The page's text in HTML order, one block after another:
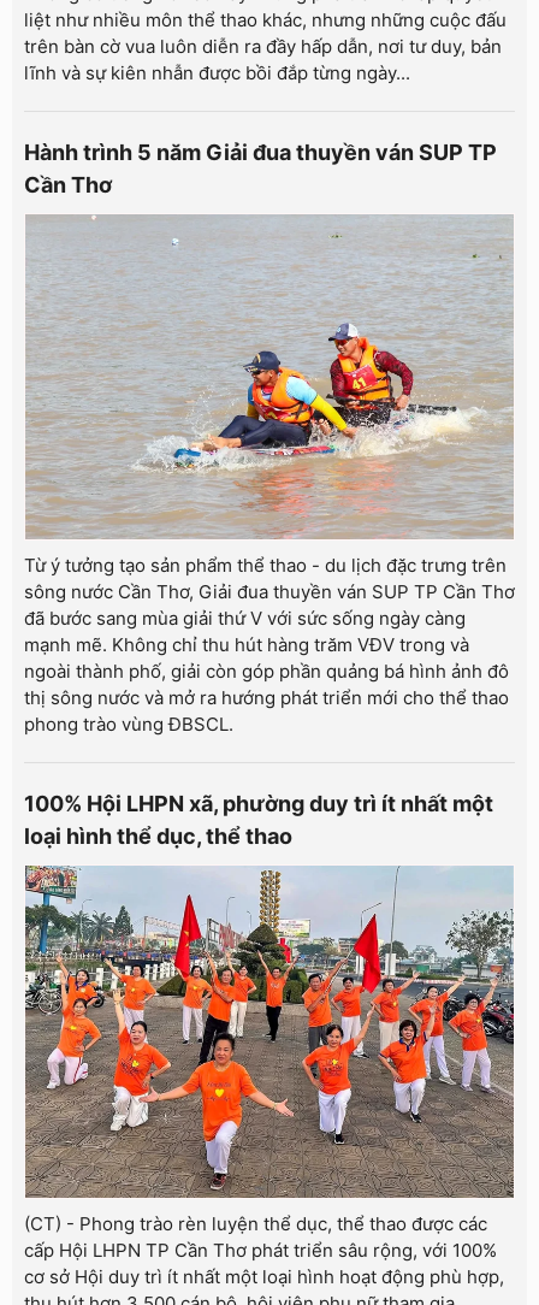
liệt như nhiều môn thể thao khác, nhưng những cuộc đấu
trên bàn cờ vua luôn diễn ra đầy hấp dẫn, nơi tư duy, bản
lĩnh và sự kiên nhẫn được bồi đắp từng ngày...
Hành trình 5 năm Giải đua thuyền ván SUP TP
Cần Thơ
Từ ý tưởng tạo sản phẩm thể thao - du lịch đặc trưng trên
sông nước Cần Thơ, Giải đua thuyền ván SUP TP Cần Thơ
đã bước sang mùa giải thứ V với sức sống ngày càng
mạnh mẽ. Không chỉ thu hút hàng trăm VĐV trong và
ngoài thành phố, giải còn góp phần quảng bá hình ảnh đô
thị sông nước và mở ra hướng phát triển mới cho thể thao
phong trào vùng ĐBSCL.
100% Hội LHPN xã, phường duy trì ít nhất một
loại hình thể dục, thể thao
(CT) - Phong trào rèn luyện thể dục, thể thao được các
cấp Hội LHPN TP Cần Thơ phát triển sâu rộng, với 100%
cơ sở Hội duy trì ít nhất một loại hình hoạt động phù hợp,